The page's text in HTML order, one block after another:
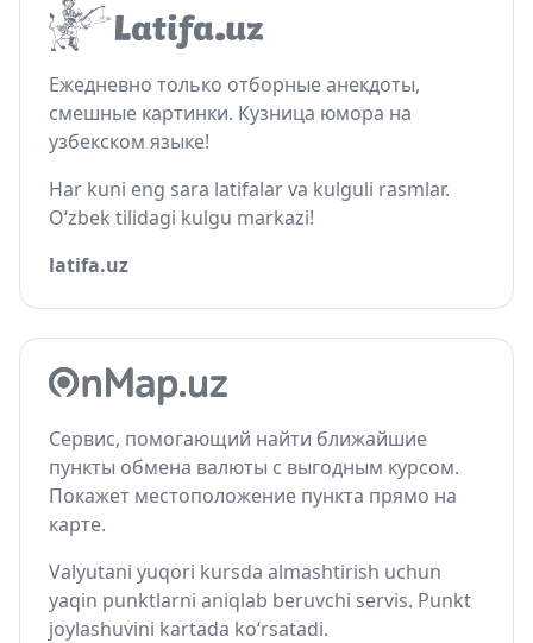
Ежедневно только отборные анекдоты,
смешные картинки. Кузница юмора на
узбекском языке!
Har kuni eng sara latifalar va kulguli rasmlar.
O‘zbek tilidagi kulgu markazi!
latifa.uz
Сервис, помогающий найти ближайшие
пункты обмена валюты с выгодным курсом.
Покажет местоположение пункта прямо на
карте.
Valyutani yuqori kursda almashtirish uchun
yaqin punktlarni aniqlab beruvchi servis. Punkt
joylashuvini kartada ko‘rsatadi.